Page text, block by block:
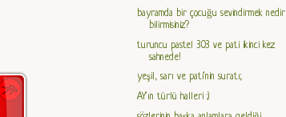
bayramda bir çocuğu sevindirmek nedir
bilirmisiniz?
turuncu pastel 303 ve pati ikinci kez
sahnede!
yeşil, sarı ve pati'nin suratı;
AY'ın türlü halleri :)